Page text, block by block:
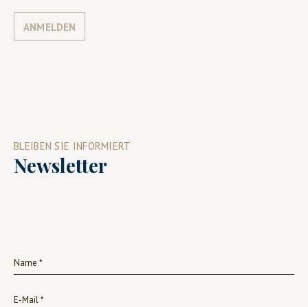
ANMELDEN
BLEIBEN SIE INFORMIERT
Newsletter